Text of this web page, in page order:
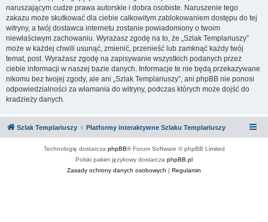
naruszającym cudze prawa autorskie i dobra osobiste. Naruszenie tego
zakazu może skutkować dla ciebie całkowitym zablokowaniem dostępu do tej
witryny, a twój dostawca internetu zostanie powiadomiony o twoim
niewłaściwym zachowaniu. Wyrażasz zgodę na to, że „Szlak Templariuszy”
może w każdej chwili usunąć, zmienić, przenieść lub zamknąć każdy twój
temat, post. Wyrażasz zgodę na zapisywanie wszystkich podanych przez
ciebie informacji w naszej bazie danych. Informacje te nie będą przekazywane
nikomu bez twojej zgody, ale ani „Szlak Templariuszy”, ani phpBB nie ponosi
odpowiedzialności za włamania do witryny, podczas których może dojść do
kradzieży danych.
Szlak Templariuszy Platformy interaktywne Szlaku Templariuszy
Technologię dostarcza phpBB® Forum Software © phpBB Limited
Polski pakiet językowy dostarcza phpBB.pl
Zasady ochrony danych osobowych | Regulamin